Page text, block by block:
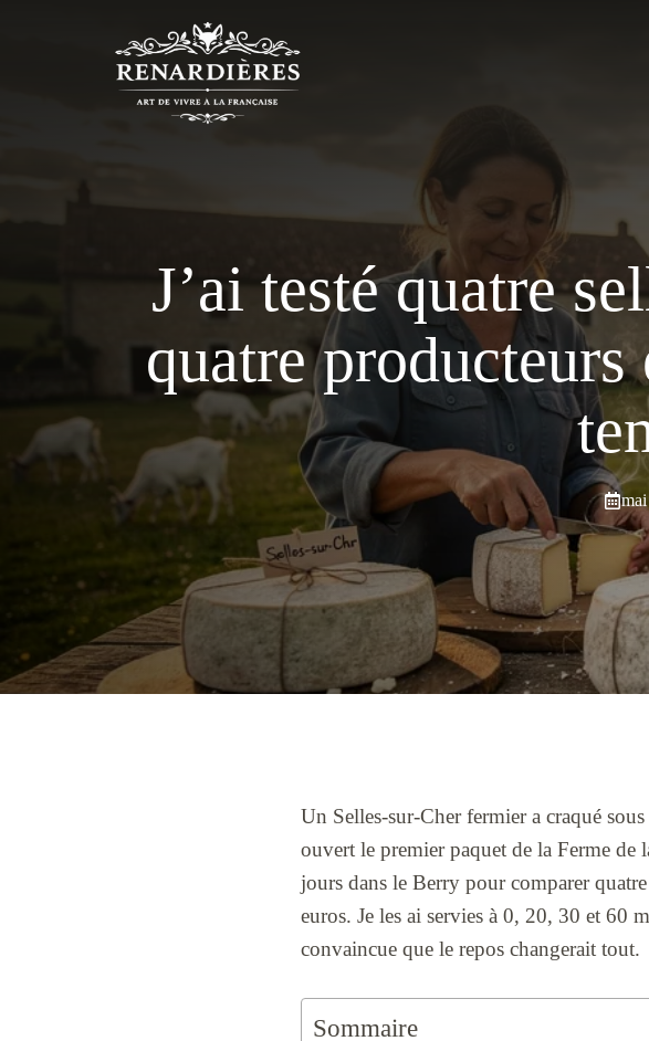
J’ai testé quatre
quatre
Un Selles-sur-Cher fermier a craqué
ouvert le premier paquet de la Ferme de
jours dans le Berry pour comparer
euros. Je les ai servies à 0, 20, 30 et 60
convaincue que le repos changerait tout.
Sommaire